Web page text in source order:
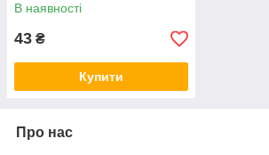
В наявності
43 ₴
Купити
Про нас